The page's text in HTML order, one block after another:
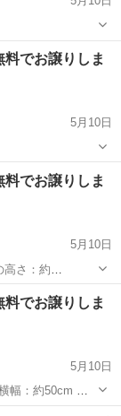
ター
でお譲りしま
5月10日
ター
でお譲りしま
5月10日
ー
でお譲りしま
5月10日